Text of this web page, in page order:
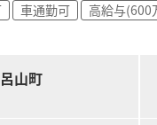
視、サービス残業や
医療、健康サポート
整備や研修制度の導
また復帰後の負担軽
い水準で取り組んでい
働きやすさを追求し
車通勤可 高給与(600
山町